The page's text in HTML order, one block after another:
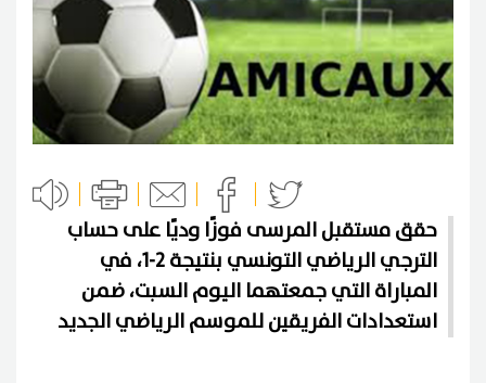
حقق مستقبل المرسى فوزًا وديًا على حساب
الترجي الرياضي التونسي بنتيجة 2-1، في
المباراة التي جمعتهما اليوم السبت، ضمن
استعدادات الفريقين للموسم الرياضي الجديد